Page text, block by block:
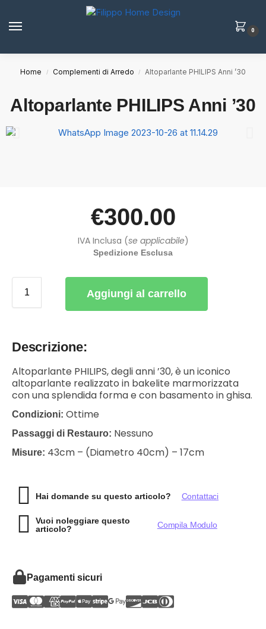
0
Home / Complementi di Arredo / Altoparlante PHILIPS Anni ’30
Altoparlante PHILIPS Anni ’30
€300.00
IVA Inclusa (se applicabile)
Spedizione Esclusa
Aggiungi al carrello
Descrizione:
Altoparlante PHILIPS, degli anni ’30, è un iconico
altoparlante realizzato in bakelite marmorizzata
con una splendida forma e con basamento in ghisa.
Condizioni: Ottime
Passaggi di Restauro: Nessuno
Misure: 43cm – (Diametro 40cm) – 17cm
Hai domande su questo articolo? Contattaci
Vuoi noleggiare questo
articolo?
Compila Modulo
Pagamenti sicuri